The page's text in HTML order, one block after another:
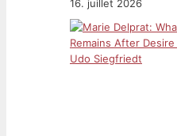
16. juillet 2026